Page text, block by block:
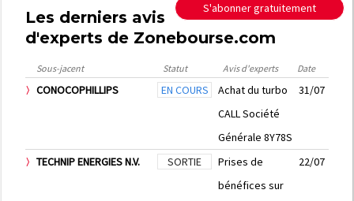
S'abonner gratuitement
Les derniers avis
d'experts de Zonebourse.com
Sous-jacent Statut Avis d'experts Date
CONOCOPHILLIPS EN COURS
Achat du turbo
CALL Société
Générale 8Y78S
31/07
TECHNIP ENERGIES N.V. SORTIE
Prises de
bénéfices sur
22/07